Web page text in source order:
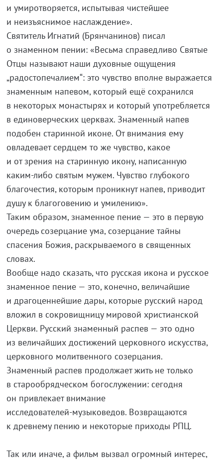
и умиротворяется, испытывая чистейшее
и неизъяснимое наслаждение».
Святитель Игнатий (Брянчанинов) писал
о знаменном пении: «Весьма справедливо Святые
Отцы называют наши духовные ощущения
„радостопечалием“: это чувство вполне выражается
знаменным напевом, который ещё сохранился
в некоторых монастырях и который употребляется
в единоверческих церквах. Знаменный напев
подобен старинной иконе. От внимания ему
овладевает сердцем то же чувство, какое
и от зрения на старинную икону, написанную
каким-либо святым мужем. Чувство глубокого
благочестия, которым проникнут напев, приводит
душу к благоговению и умилению».
Таким образом, знаменное пение — это в первую
очередь созерцание ума, созерцание тайны
спасения Божия, раскрываемого в священных
словах.
Вообще надо сказать, что русская икона и русское
знаменное пение — это, конечно, величайшие
и драгоценнейшие дары, которые русский народ
вложил в сокровищницу мировой христианской
Церкви. Русский знаменный распев — это одно
из величайших достижений церковного искусства,
церковного молитвенного созерцания.
Знаменный распев продолжает жить не только
в старообрядческом богослужении: сегодня
он привлекает внимание
исследователей-музыковедов. Возвращаются
к древнему пению и некоторые приходы РПЦ.
Так или иначе, а фильм вызвал огромный интерес,